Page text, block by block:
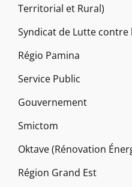
Territorial et Rural)
Syndicat de Lutte contre
Régio Pamina
Service Public
Gouvernement
Smictom
Oktave (Rénovation
Région Grand Est